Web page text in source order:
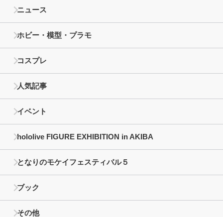
ニュース
ホビー・模型・プラモ
コスプレ
人気記事
イベント
hololive FIGURE EXHIBITION in AKIBA
となりのモケイフェスティバル５
ブック
その他